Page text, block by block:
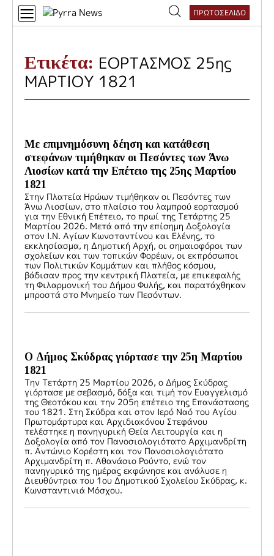
Αναζήτηση
ΠΡΩΤΟΣΕΛΙΔΟ
Ετικέτα: ΕΟΡΤΑΣΜΟΣ 25ης
ΜΑΡΤΙΟΥ 1821
Με επιμνημόσυνη δέηση και κατάθεση
στεφάνων τιμήθηκαν οι Πεσόντες των Άνω
Λιοσίων κατά την Επέτειο της 25ης Μαρτίου
1821
Στην Πλατεία Ηρώων τιμήθηκαν οι Πεσόντες των
Άνω Λιοσίων, στο πλαίσιο του λαμπρού εορτασμού
για την Εθνική Επέτειο, το πρωί της Τετάρτης 25
Μαρτίου 2026. Μετά από την επίσημη Δοξολογία
στον Ι.Ν. Αγίων Κωνσταντίνου και Ελένης, το
εκκλησίασμα, η Δημοτική Αρχή, οι σημαιοφόροι των
σχολείων και των τοπικών Φορέων, οι εκπρόσωποι
των Πολιτικών Κομμάτων και πλήθος κόσμου,
βάδισαν προς την κεντρική Πλατεία, με επικεφαλής
τη Φιλαρμονική του Δήμου Φυλής, και παρατάχθηκαν
μπροστά στο Μνημείο των Πεσόντων.
Ο Δήμος Σκύδρας γιόρτασε την 25η Μαρτίου
1821
Την Τετάρτη 25 Μαρτίου 2026, ο Δήμος Σκύδρας
γιόρτασε με σεβασμό, δόξα και τιμή τον Ευαγγελισμό
της Θεοτόκου και την 205η επέτειο της Επανάστασης
του 1821. Στη Σκύδρα και στον Ιερό Ναό του Αγίου
Πρωτομάρτυρα και Αρχιδιακόνου Στεφάνου
τελέστηκε η πανηγυρική Θεία Λειτουργία και η
Δοξολογία από τον Πανοσιολογιότατο Αρχιμανδρίτη
π. Αντώνιο Κορέστη και τον Πανοσιολογιότατο
Αρχιμανδρίτη π. Αθανάσιο Ρούντο, ενώ τον
πανηγυρικό της ημέρας εκφώνησε και ανάλυσε η
Διευθύντρια του 1ου Δημοτικού Σχολείου Σκύδρας, κ.
Κωνσταντινιά Μόσχου.